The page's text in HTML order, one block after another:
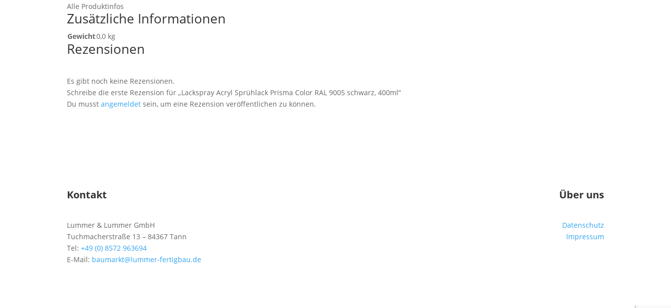
Alle Produktinfos
Zusätzliche Informationen
Gewicht0,0 kg
Rezensionen
Es gibt noch keine Rezensionen.
Schreibe die erste Rezension für „Lackspray Acryl Sprühlack Prisma Color RAL 9005 schwarz, 400ml“
Du musstangemeldet sein, um eine Rezension veröffentlichen zu können.
Kontakt
Lummer & Lummer GmbH
Tuchmacherstraße 13 – 84367 Tann
Tel:+49 (0) 8572 963694
E-Mail: baumarkt@lummer-fertigbau.de
Über uns
Datenschutz
Impressum